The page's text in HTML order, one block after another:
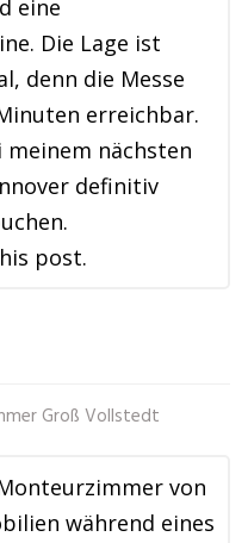
eine
Die Lage ist
denn die Messe
erreichbar.
meinem nächsten
definitiv
post.
Groß Vollstedt
von
während eines